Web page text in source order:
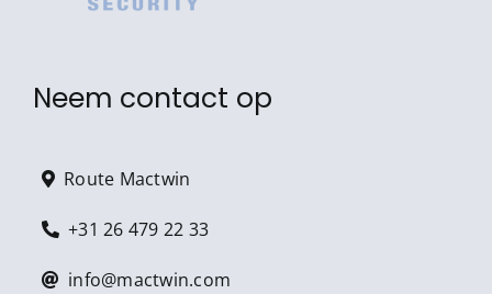
Neem contact op
Route Mactwin
+31 26 479 22 33
info@mactwin.com